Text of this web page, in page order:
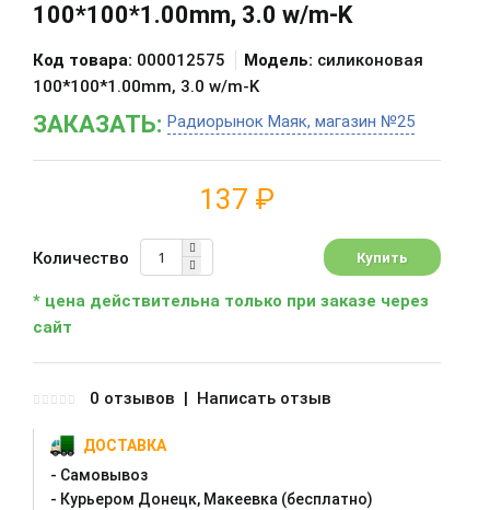
100*100*1.00mm, 3.0 w/m-K
Код товара: 000012575 Модель: силиконовая
100*100*1.00mm, 3.0 w/m-K
ЗАКАЗАТЬ: Радиорынок Маяк, магазин №25
137 ₽
Количество
* цена действительна только при заказе через
сайт
0 отзывов | Написать отзыв
ДОСТАВКА
- Самовывоз
- Курьером Донецк, Макеевка (бесплатно)